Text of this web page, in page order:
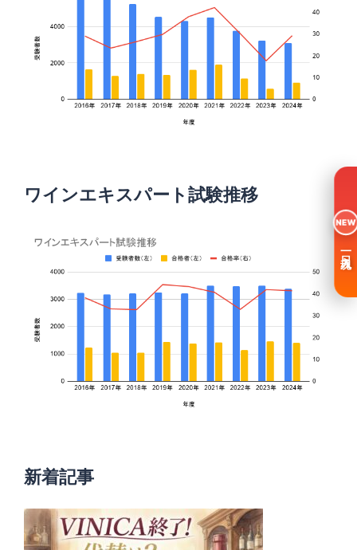
ワインエキスパート試験推移
新着記事
NEW